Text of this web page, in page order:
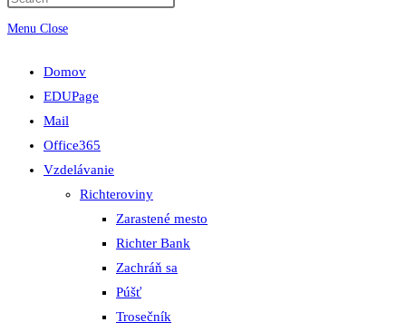
search
Menu Close
Domov
EDUPage
Mail
Office365
Vzdelávanie
Richteroviny
Zarastené mesto
Richter Bank
Zachráň sa
Púšť
Trosečník